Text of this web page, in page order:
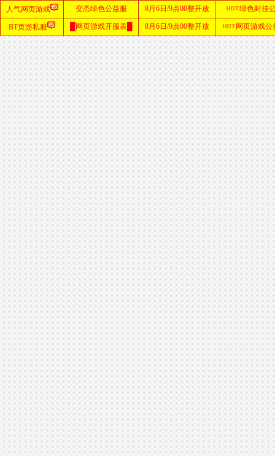
首
页
zhaosf
网站
sf123
发布
网
haosf
网站